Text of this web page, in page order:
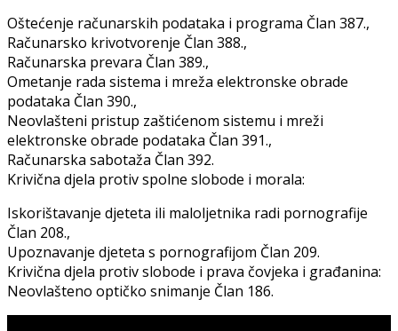
Oštećenje računarskih podataka i programa Član 387.,
Računarsko krivotvorenje Član 388.,
Računarska prevara Član 389.,
Ometanje rada sistema i mreža elektronske obrade
podataka Član 390.,
Neovlašteni pristup zaštićenom sistemu i mreži
elektronske obrade podataka Član 391.,
Računarska sabotaža Član 392.
Krivična djela protiv spolne slobode i morala:
Iskorištavanje djeteta ili maloljetnika radi pornografije
Član 208.,
Upoznavanje djeteta s pornografijom Član 209.
Krivična djela protiv slobode i prava čovjeka i građanina:
Neovlašteno optičko snimanje Član 186.